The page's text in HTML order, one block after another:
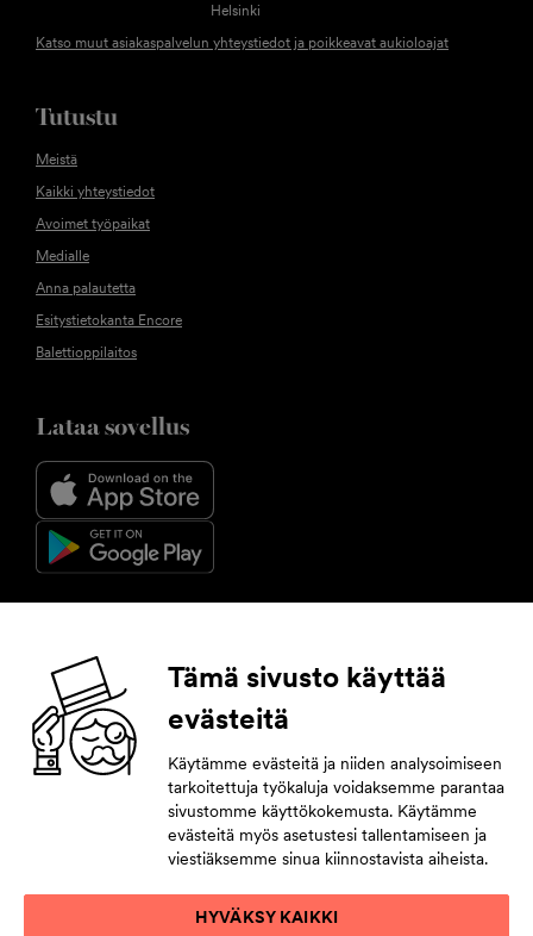
Helsinki
Katso muut asiakaspalvelun yhteystiedot ja poikkeavat aukioloajat
Tutustu
Meistä
Kaikki yhteystiedot
Avoimet työpaikat
Medialle
Anna palautetta
Esitystietokanta Encore
Balettioppilaitos
Lataa sovellus
Facebook Instagram YouTube LinkedIn
Tilaa uutiskirje
Jättämällä yhteystietosi pysyt tahdissa tulevasta.
Tämä sivusto käyttää
evästeitä
Käytämme evästeitä ja niiden analysoimiseen
tarkoitettuja työkaluja voidaksemme parantaa
sivustomme käyttökokemusta. Käytämme
evästeitä myös asetustesi tallentamiseen ja
viestiäksemme sinua kiinnostavista aiheista.
HYVÄKSY KAIKKI